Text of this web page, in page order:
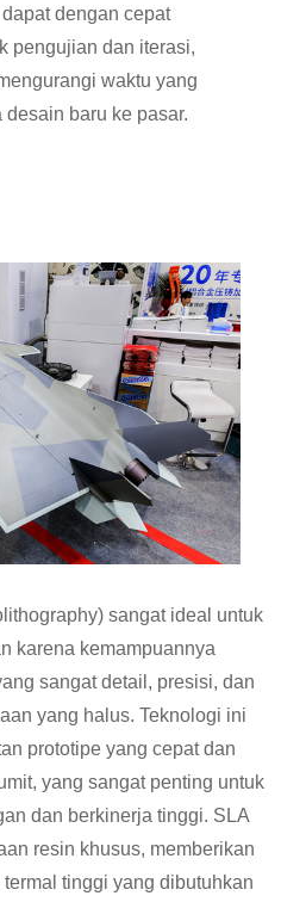
dengan cepat
pengujian dan iterasi,
waktu yang
baru ke pasar.
sangat ideal untuk
karena kemampuannya
sangat detail, presisi, dan
yang halus. Teknologi ini
prototipe yang cepat dan
yang sangat penting untuk
dan berkinerja tinggi. SLA
resin khusus, memberikan
tinggi yang dibutuhkan